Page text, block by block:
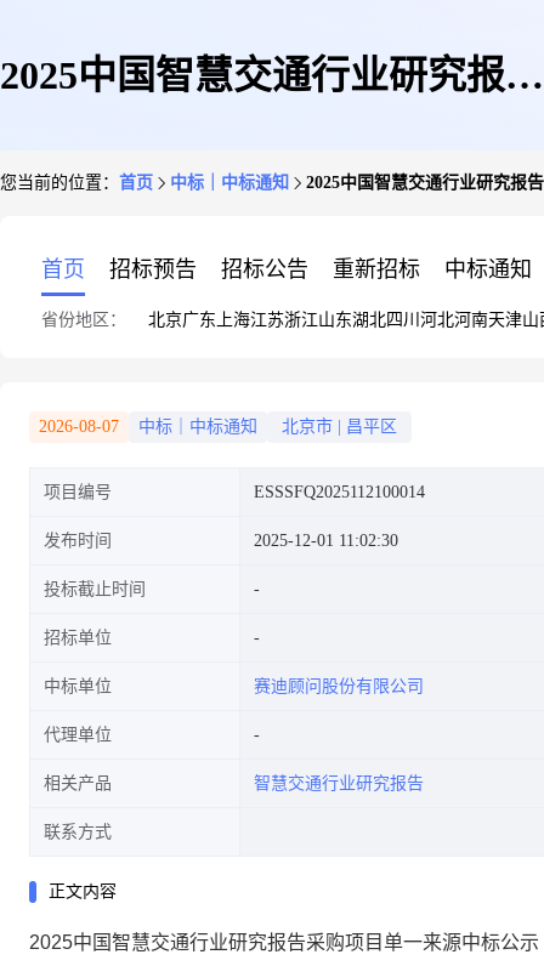
2025中国智慧交通行业研究报告
您当前的位置： 首页 中标｜中标通知 2025中国智慧交通行业研究报
首页 招标预告 招标公告 重新招标 中标通知
省份地区： 北京广东 上海江苏浙江山东湖北四川 河北河南天津山
2026-08-07 中标｜中标通知 北京市 昌平区
项目编号 ESSSFQ2025112100014
发布时间 2025-12-01 11:02:30
投标截止时间
招标单位
中标单位 赛迪顾问股份有限公司
代理单位
相关产品 智慧交通行业研究报告
联系方式
正文内容
2025中国智慧交通行业研究报告采购项目单一来源中标公示